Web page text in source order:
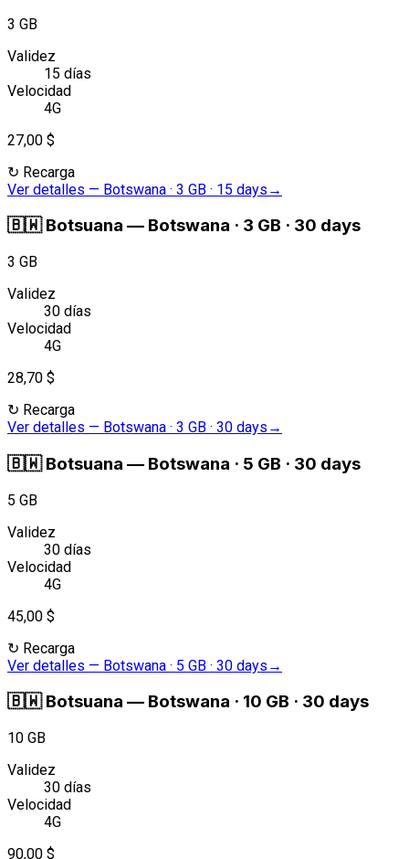
3 GB
Validez
15 días
Velocidad
4G
27,00 $
↻ Recarga
Ver detalles — Botswana · 3 GB · 15 days →
🇧🇼 Botsuana — Botswana · 3 GB · 30 days
3 GB
Validez
30 días
Velocidad
4G
28,70 $
↻ Recarga
Ver detalles — Botswana · 3 GB · 30 days →
🇧🇼 Botsuana — Botswana · 5 GB · 30 days
5 GB
Validez
30 días
Velocidad
4G
45,00 $
↻ Recarga
Ver detalles — Botswana · 5 GB · 30 days →
🇧🇼 Botsuana — Botswana · 10 GB · 30 days
10 GB
Validez
30 días
Velocidad
4G
90,00 $